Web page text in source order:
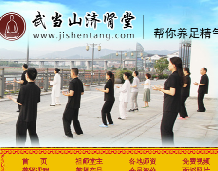
首 页 祖师堂主 各地师资
免费视频